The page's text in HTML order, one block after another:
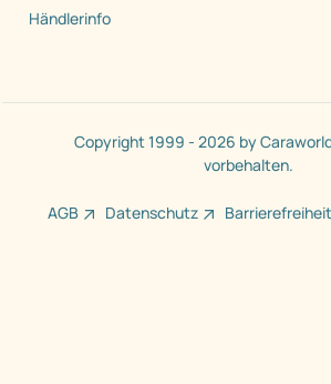
Händlerinfo
Copyright 1999 - 2026 by
vorbehalten.
AGB Datenschutz Barrierefreiheit